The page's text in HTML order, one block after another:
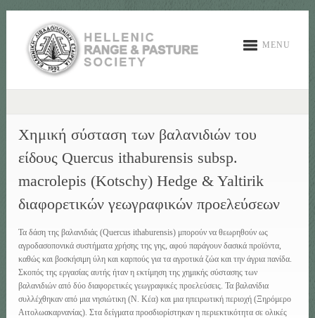
MENU
Xημική σύσταση των βαλανιδιών του
είδους Quercus ithaburensis subsp.
macrolepis (Kotschy) Hedge & Yaltirik
διαφορετικών γεωγραφικών προελεύσεων
Τα δάση της βαλανιδιάς (Quercus ithaburensis) μπορούν να θεωρηθούν ως
αγροδασοπονικά συστήματα χρήσης της γης, αφού παράγουν δασικά προϊόντα,
καθώς και βοσκήσιμη ύλη και καρπούς για τα αγροτικά ζώα και την άγρια πανίδα.
Σκοπός της εργασίας αυτής ήταν η εκτίμηση της χημικής σύστασης των
βαλανιδιών από δύο διαφορετικές γεωγραφικές προελεύσεις. Τα βαλανίδια
συλλέχθηκαν από μια νησιώτικη (Ν. Κέα) και μια ηπειρωτική περιοχή (Ξηρόμερο
Αιτολωακαρνανίας). Στα δείγματα προσδιορίστηκαν η περιεκτικότητα σε ολικές